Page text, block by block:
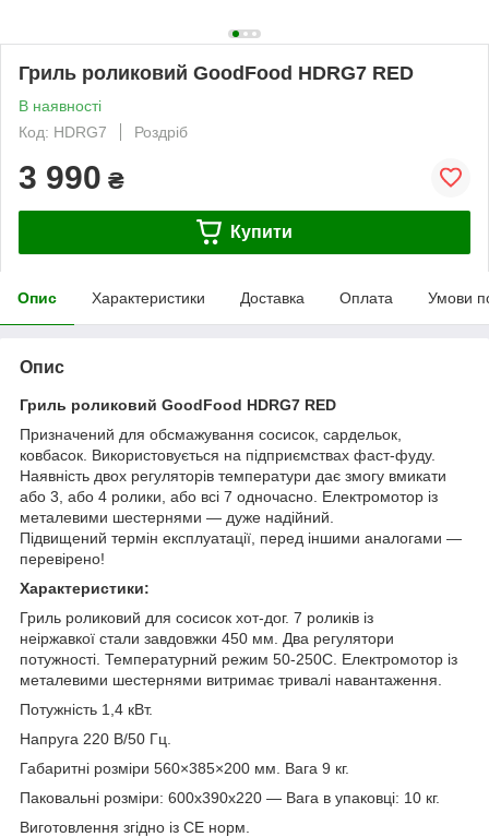
Гриль роликовий GoodFood HDRG7 RED
В наявності
Код: HDRG7
Роздріб
3 990 ₴
Купити
Опис Характеристики Доставка Оплата Умови
Опис
Гриль роликовий GoodFood HDRG7 RED
Призначений для обсмажування сосисок, сардельок,
ковбасок. Використовується на підприємствах фаст-фуду.
Наявність двох регуляторів температури дає змогу вмикати
або 3, або 4 ролики, або всі 7 одночасно. Електромотор із
металевими шестернями — дуже надійний.
Підвищений термін експлуатації, перед іншими аналогами —
перевірено!
Характеристики:
Гриль роликовий для сосисок хот-дог. 7 роликів із
неіржавкої стали завдовжки 450 мм. Два регулятори
потужності. Температурний режим 50-250С. Електромотор із
металевими шестернями витримає тривалі навантаження.
Потужність 1,4 кВт.
Напруга 220 В/50 Гц.
Габаритні розміри 560×385×200 мм. Вага 9 кг.
Паковальні розміри: 600х390х220 — Вага в упаковці: 10 кг.
Виготовлення згідно із СЕ норм.